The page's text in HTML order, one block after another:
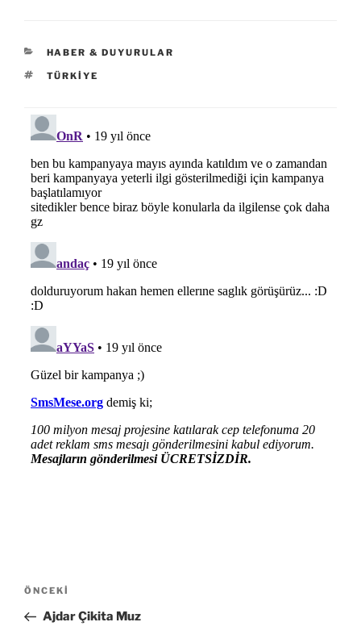
KATEGORILER
HABER & DUYURULAR
ETIKETLER
TÜRKIYE
Yazı
Önceki
Yazı
ÖNCEKI
Ajdar Çikita Muz